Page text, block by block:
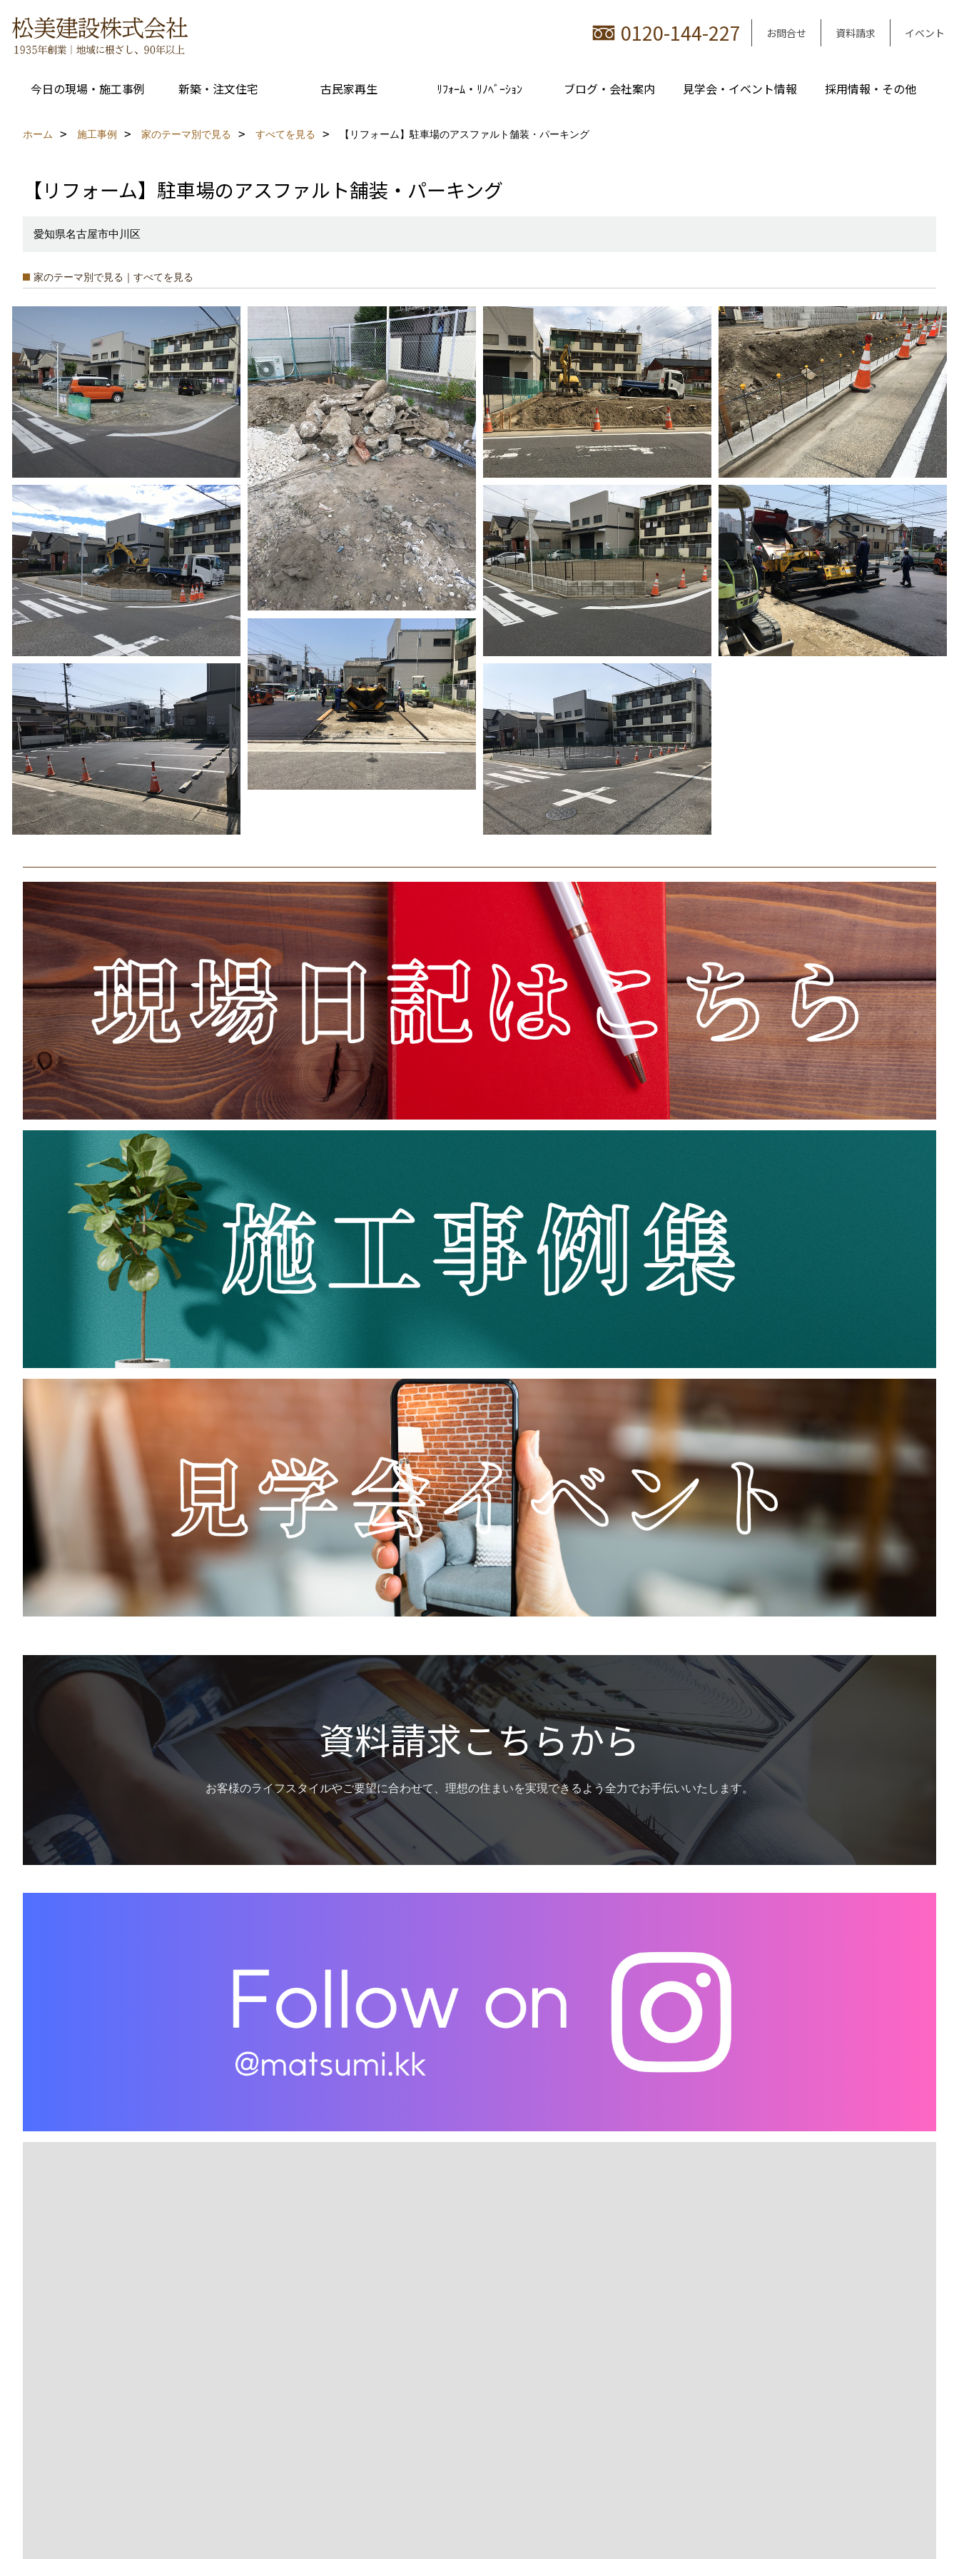
0120-144-227 お問合せ 資料請求 イベント
今日の現場・施工事例 新築・注文住宅 古民家再生 ﾘﾌｫｰﾑ・ﾘﾉﾍﾞｰｼｮﾝ ブログ・会社案内 見学会・イベント情報 採用情報・その他
ホーム 施工事例 家のテーマ別で見る すべてを見る 【リフォーム】駐車場のアスファルト舗装・パーキング
【リフォーム】駐車場のアスファルト舗装・パーキング
愛知県名古屋市中川区
家のテーマ別で見る｜すべてを見る
資料請求こちらから
お客様のライフスタイルやご要望に合わせて、理想の住まいを実現できるよう全力でお手伝いいたします。